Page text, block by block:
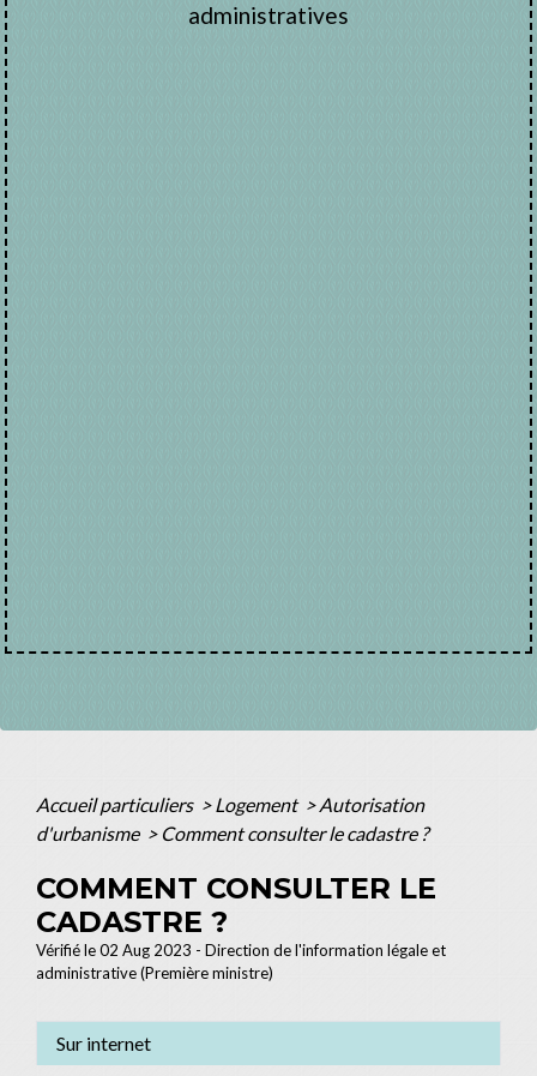
administratives
Accueil particuliers > Logement > Autorisation
d'urbanisme > Comment consulter le cadastre ?
COMMENT CONSULTER LE
CADASTRE ?
Vérifié le 02 Aug 2023 - Direction de l'information légale et
administrative (Première ministre)
Sur internet